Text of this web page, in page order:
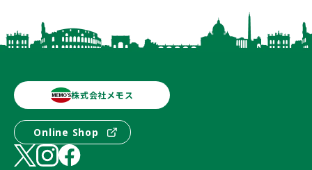
株式会社メモス
Online Shop